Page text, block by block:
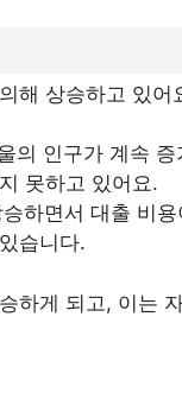
해 상승하고 있어
의 인구가 계속
못하고 있어요.
하면서 대출 비
습니다.
하게 되고, 이는